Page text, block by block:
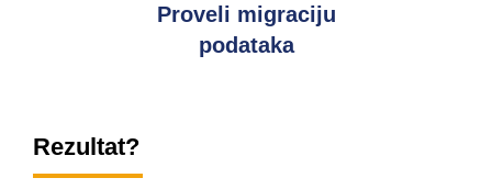
Proveli migraciju
podataka
Rezultat?